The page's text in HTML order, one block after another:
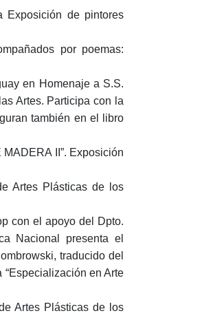
Exposición de pintores
por poemas:
en Homenaje a S.S.
Artes. Participa con la
también en el libro
II”. Exposición
Artes Plásticas de los
con el apoyo del Dpto.
Nacional presenta el
traducido del
en Arte
Artes Plásticas de los